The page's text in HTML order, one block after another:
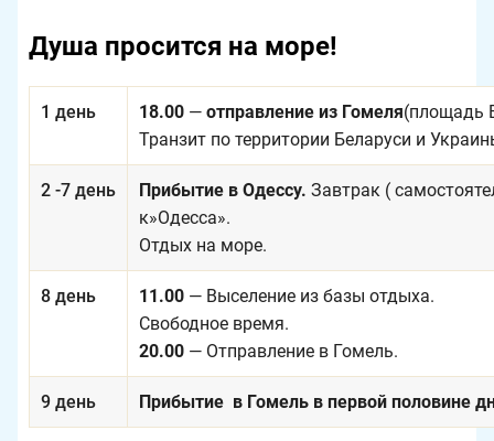
Душа просится на море!
1 день 18.00 — отправление из Гомеля(площадь
Транзит по территории Беларуси и
2 -7 день Прибытие в Одессу. Завтрак (
к»Одесса».
Отдых на море.
8 день 11.00 — Выселение из базы отдыха.
Свободное время.
20.00 — Отправление в Гомель.
9 день Прибытие в Гомель в первой половине